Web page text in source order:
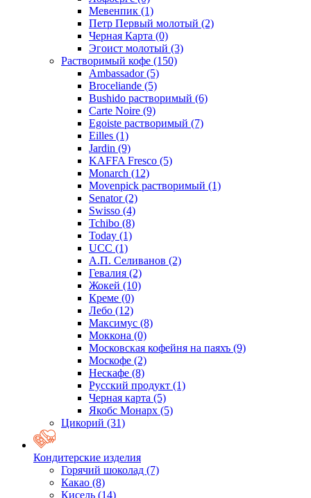
Мевенпик (1)
Петр Первый молотый (2)
Черная Карта (0)
Эгоист молотый (3)
Растворимый кофе (150)
Ambassador(5)
Broceliande (5)
Bushido растворимый (6)
Carte Noire (9)
Egoiste растворимый (7)
Eilles (1)
Jardin (9)
KAFFA Fresco (5)
Monarch (12)
Movenpick растворимый (1)
Senator(2)
Swisso (4)
Tchibo (8)
Today (1)
UCC (1)
А.П. Селиванов (2)
Гевалия (2)
Жокей (10)
Креме (0)
Лебо (12)
Максимус (8)
Моккона (0)
Московская кофейня на паяхъ (9)
Москофе (2)
Нескафе (8)
Русский продукт (1)
Черная карта (5)
Якобс Монарх (5)
Цикорий (31)
Кондитерские изделия
Горячий шоколад (7)
Какао (8)
Кисель (14)